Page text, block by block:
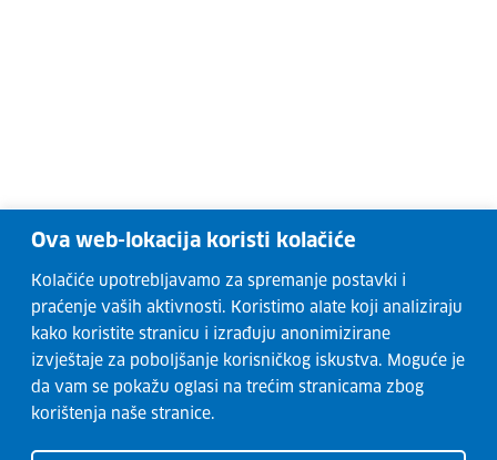
Ova web-lokacija koristi kolačiće
Kolačiće upotrebljavamo za spremanje postavki i
praćenje vaših aktivnosti. Koristimo alate koji analiziraju
kako koristite stranicu i izrađuju anonimizirane
izvještaje za poboljšanje korisničkog iskustva. Moguće je
da vam se pokažu oglasi na trećim stranicama zbog
korištenja naše stranice.